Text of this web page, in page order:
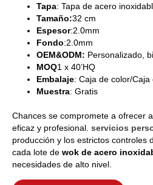
Tapa: Tapa de acero
Tamaño:32 cm
Espesor:2.0mm
Fondo:2.0mm
OEM&ODM: Personalizado,
MOQ1 x 40’HQ
Embalaje: Caja de color/Caja
Muestra: Gratis
Chances se compromete a ofrecer
eficaz y profesional. servicios
producción y los estrictos controles
cada lote de wok de acero
necesidades de alto nivel.